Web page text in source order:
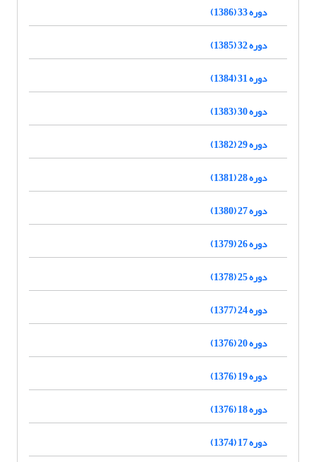
دوره 33 (1386)
دوره 32 (1385)
دوره 31 (1384)
دوره 30 (1383)
دوره 29 (1382)
دوره 28 (1381)
دوره 27 (1380)
دوره 26 (1379)
دوره 25 (1378)
دوره 24 (1377)
دوره 20 (1376)
دوره 19 (1376)
دوره 18 (1376)
دوره 17 (1374)